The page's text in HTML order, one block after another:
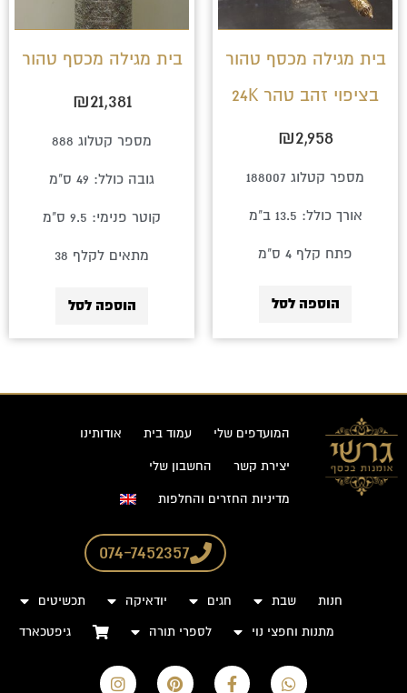
בית מגילה מכסף טהור
בציפוי זהב טהר 24K
₪2,958
מספר קטלוג 188007
אורך כולל: 13.5 ב"מ
פתח קלף 4 ס"מ
הוספה לסל
בית מגילה מכסף טהור
₪21,381
מספר קטלוג 888
גובה כולל: 49 ס"מ
קוטר פנימי: 9.5 ס"מ
מתאים לקלף 38
הוספה לסל
המועדפים שלי עמוד בית אודותינו
יצירת קשר החשבון שלי
מדיניות החזרים והחלפות
074-7452357
חנות שבת חגים יודאיקה
תכשיטים
מתנות וחפצי נוי
לספרי תורה גיפטכארד
W
h
F
a
P
i
I
n